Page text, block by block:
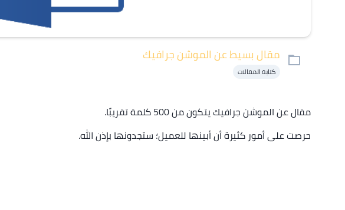
مقال بسيط عن الموشن جرافيك
كتابة المقالات
مقال عن الموشن جرافيك يتكون من 500 كلمة تقريبًا.
حرصت على أمور كثيرة أن أبينها للعميل؛ ستجدونها بإذن الله.